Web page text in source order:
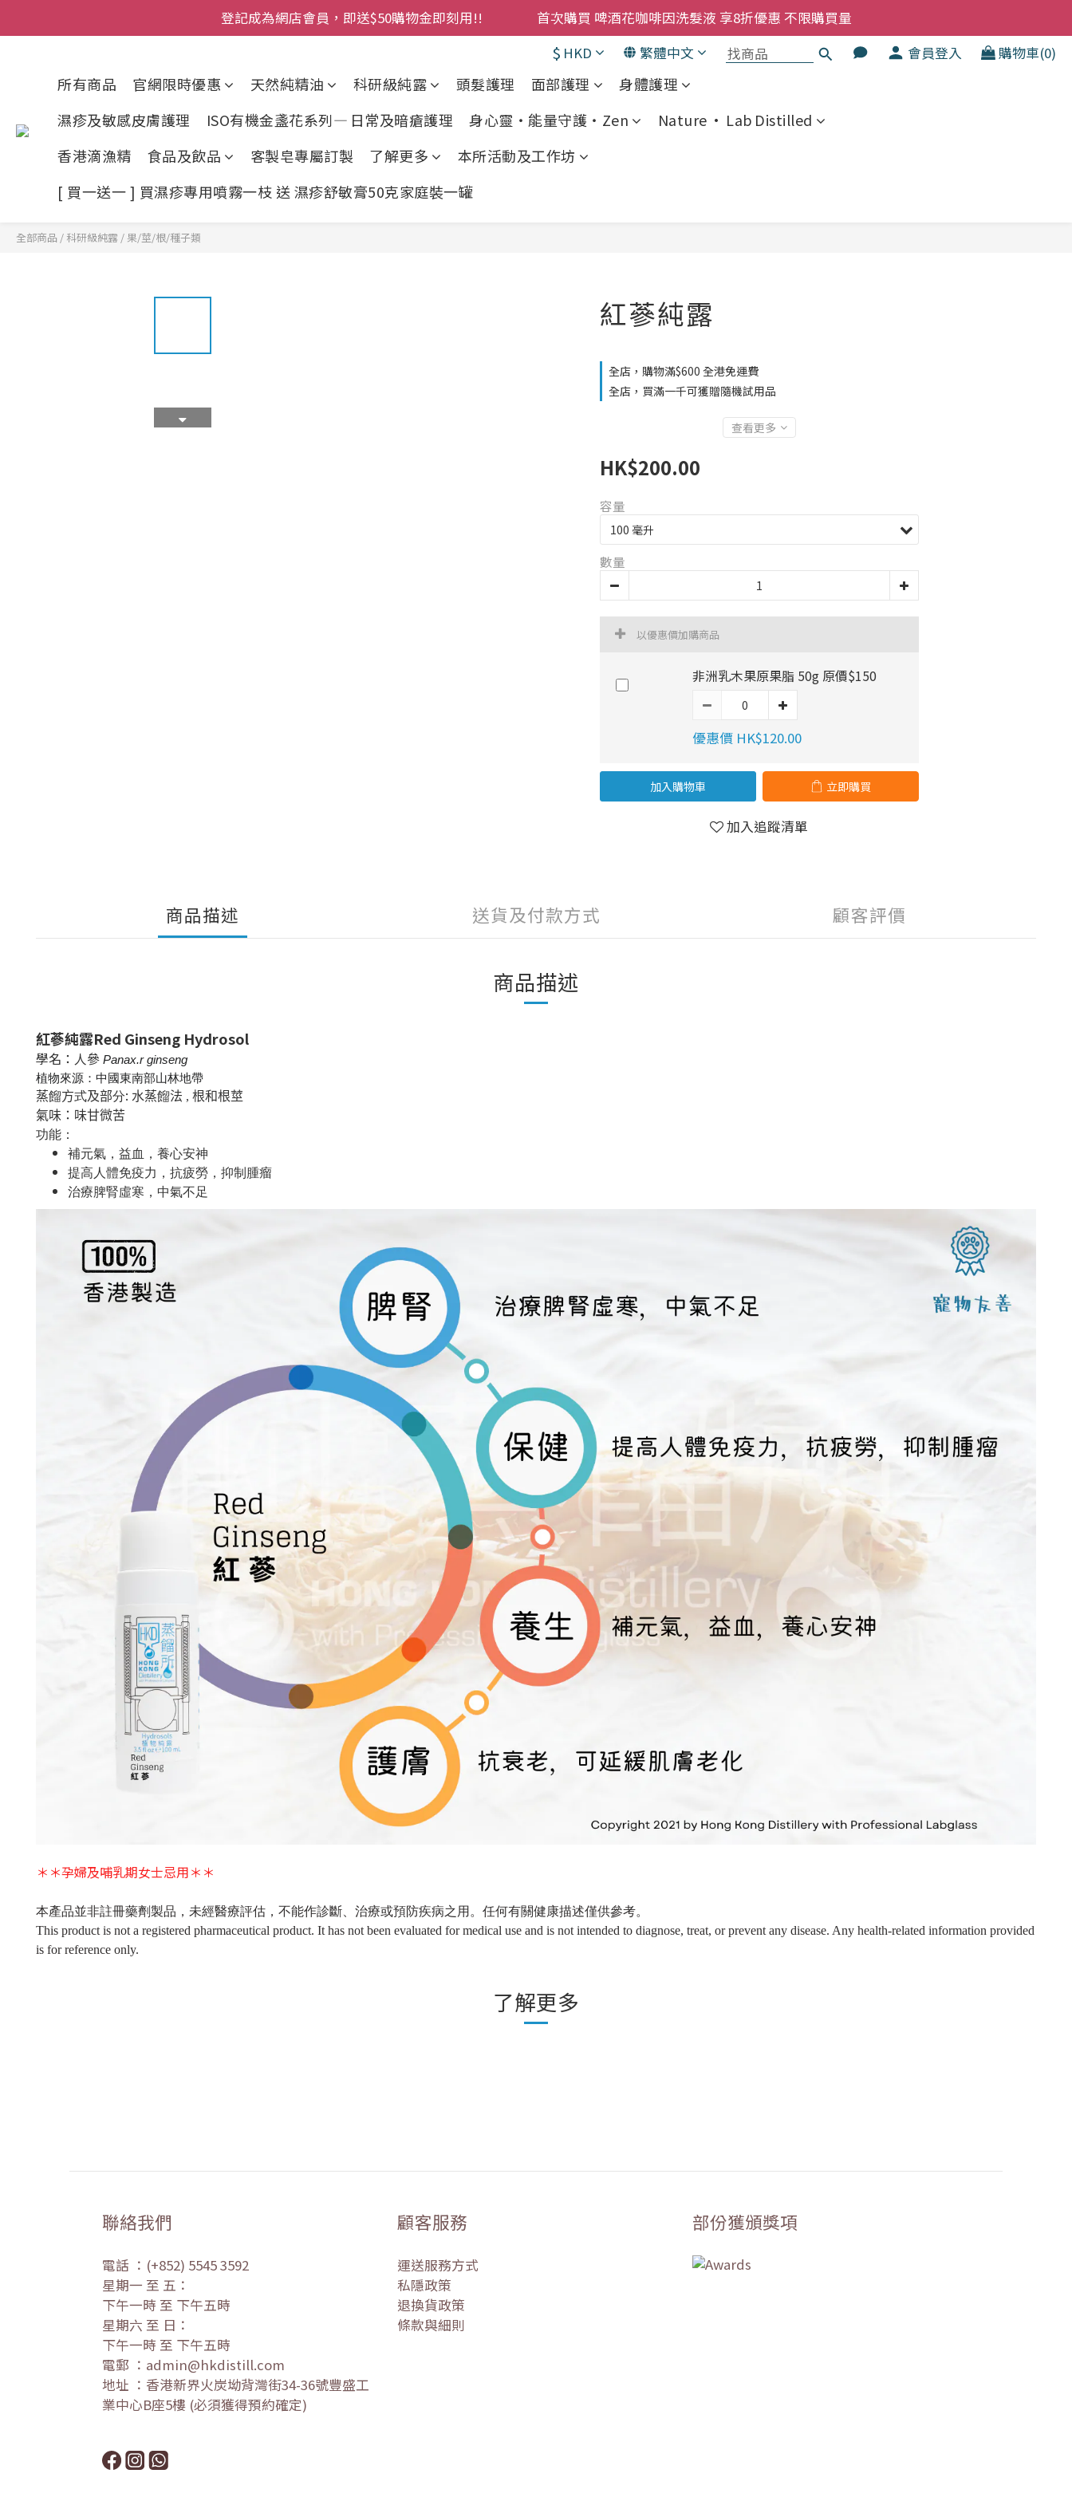
登記成為網店會員，即送$50購物金即刻用!!                 首次購買 啤酒花咖啡因洗髮液 享8折優惠 不限購買量
網店會員一年內累積消費 $4500 即刻變身 VIP 全年正價貨 85 折，幫朋友買大家一齊抵 !!
今期優惠!! 濕疹救星 濕疹專用噴霧 買一枝送一件 50克裝 濕疹舒敏膏   幼兒適用
$ HKD 繁體中文 會員登入 購物車(0)
所有商品 官網限時優惠 天然純精油 科研級純露 頭髮護理 面部護理
身體護理
濕疹及敏感皮膚護理
ISO有機金盞花系列— 日常及暗瘡護理 身心靈・能量守護・Zen
Nature • Lab Distilled
香港滴漁精
食品及飲品 客製皂專屬訂製 了解更多
本所活動及工作坊
[ 買一送一 ] 買濕疹專用噴霧一枝 送 濕疹舒敏膏50克家庭裝一罐
全部商品 / 科研級純露 / 果/莖/根/種子類
紅蔘純露
全店，購物滿$600 全港免運費
全店，買滿一千可獲贈隨機試用品
查看更多
HK$200.00
容量
數量
以優惠價加購商品
非洲乳木果原果脂 50g 原價$150
優惠價 HK$120.00
加入購物車 立即購買
加入追蹤清單
商品描述 送貨及付款方式 顧客評價
商品描述
紅蔘純露Red Ginseng Hydrosol
學名：人參 Panax.r ginseng
植物來源：中國東南部山林地帶
蒸餾方式及部分: 水蒸餾法 , 根和根莖
氣味：味甘微苦
功能：
補元氣，益血，養心安神
提高人體免疫力，抗疲勞，抑制腫瘤
治療脾腎虛寒，中氣不足
＊＊孕婦及哺乳期女士忌用＊＊
本產品並非註冊藥劑製品，未經醫療評估，不能作診斷、治療或預防疾病之用。任何有關健康描述僅供參考。
This product is not a registered pharmaceutical product. It has not been evaluated for medical use and is not intended to diagnose, treat, or prevent any disease. Any health-related information provided
is for reference only.
了解更多
聯絡我們
電話 ：(+852) 5545 3592
星期一 至 五：
下午一時 至 下午五時
星期六 至 日：
下午一時 至 下午五時
電郵 ：admin@hkdistill.com
地址 ：香港新界火炭坳背灣街34-36號豐盛工
業中心B座5樓 (必須獲得預約確定)
顧客服務
運送服務方式
私隱政策
退換貨政策
條款與細則
部份獲頒獎項